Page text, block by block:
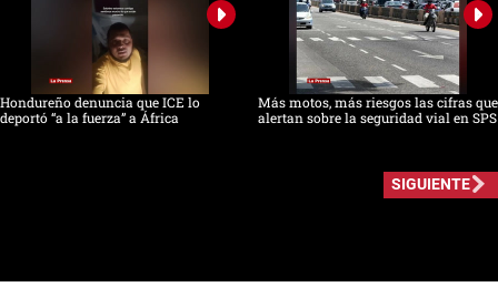
Hondureño denuncia que ICE lo
deportó “a la fuerza” a África
Más motos, más riesgos las cifras que
alertan sobre la seguridad vial en SPS
SIGUIENTE